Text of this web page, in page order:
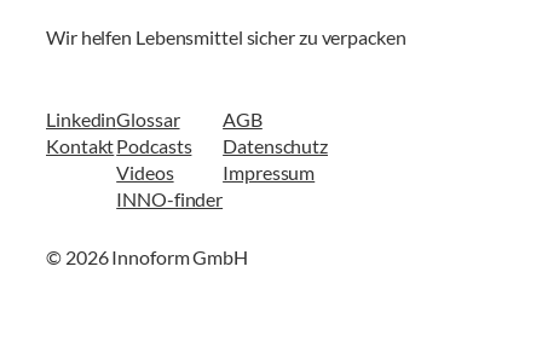
Wir helfen Lebensmittel sicher zu verpacken
Linkedin
Kontakt
Glossar
Podcasts
Videos
INNO-finder
AGB
Datenschutz
Impressum
© 2026 Innoform GmbH